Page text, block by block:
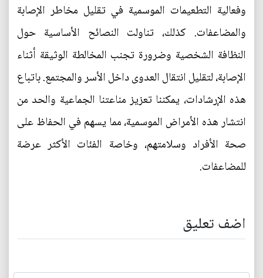
وفعالية التطعيمات الموسمية في تقليل مخاطر الإصابة
والمضاعفات. كذلك، تناولت النصائح الأساسية حول
النظافة الشخصية وضرورة تجنب المخالطة الوثيقة أثناء
الإصابة، لتقليل انتقال العدوى داخل الأسر والمجتمع. باتباع
هذه الإرشادات، يمكننا تعزيز مناعتنا الجماعية والحد من
انتشار هذه الأمراض الموسمية، مما يسهم في الحفاظ على
صحة الأفراد وسلامتهم، وخاصة الفئات الأكثر عرضة
للمضاعفات.
اضف تعليق